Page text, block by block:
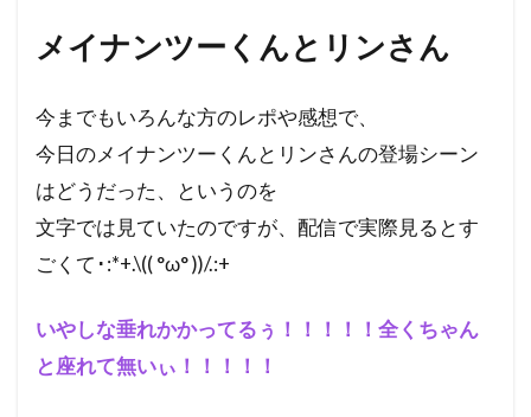
メイナンツーくんとリンさん
今までもいろんな方のレポや感想で、
今日のメイナンツーくんとリンさんの登場シーン
はどうだった、というのを
文字では見ていたのですが、配信で実際見るとす
ごくて･:*+.\(( °ω° ))/.:+
いやしな垂れかかってるぅ！！！！！全くちゃん
と座れて無いぃ！！！！！